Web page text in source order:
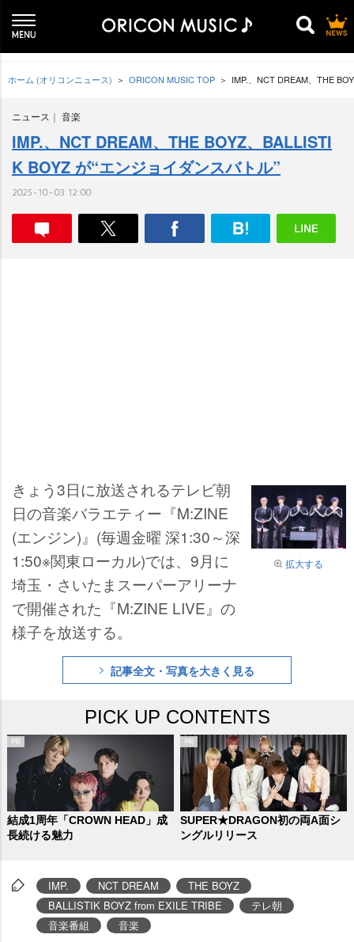
ホーム (オリコンニュース) ORICON MUSIC TOP IMP.、NCT DREAM、THE
ニュース 音楽
IMP.、NCT DREAM、THE BOYZ、BALLISTI
K BOYZ が“エンジョイダンスバトル”
2025-10-03 12:00
拡大する
きょう3日に放送されるテレビ朝
日の音楽バラエティー『M:ZINE
(エンジン)』(毎週金曜 深1:30～深
1:50※関東ローカル)では、9月に
埼玉・さいたまスーパーアリーナ
で開催された『M:ZINE LIVE』の
様子を放送する。
記事全文・写真を大きく見る
PICK UP CONTENTS
結成1周年「CROWN HEAD」成
長続ける魅力
SUPER★DRAGON初の両A面シ
ングルリリース
IMP. NCT DREAM
THE BOYZ
BALLISTIK BOYZ from EXILE TRIBE
テレ朝
音楽番組
音楽